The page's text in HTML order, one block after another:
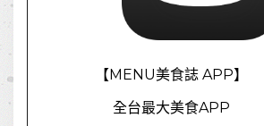
【MENU美食誌 APP】
全台最大美食APP